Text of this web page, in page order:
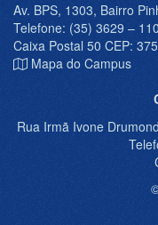
Av. BPS, 1303, Bairro
Telefone: (35) 3629 –
Caixa Postal 50 CEP:
Mapa do Campus
Rua Irmã Ivone